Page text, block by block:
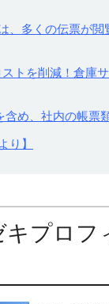
、多くの伝票が閲
トを削減！倉庫
め、社内の帳票
り】
プロフ